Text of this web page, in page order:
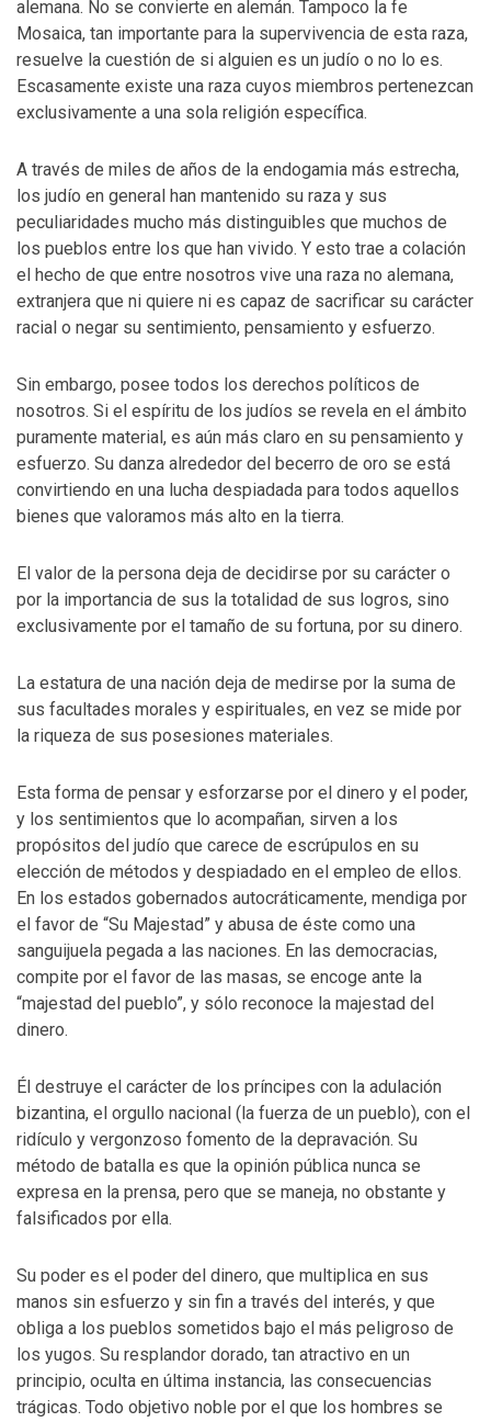
alemana. No se convierte en alemán. Tampoco la fe
Mosaica, tan importante para la supervivencia de esta raza,
resuelve la cuestión de si alguien es un judío o no lo es.
Escasamente existe una raza cuyos miembros pertenezcan
exclusivamente a una sola religión específica.
A través de miles de años de la endogamia más estrecha,
los judío en general han mantenido su raza y sus
peculiaridades mucho más distinguibles que muchos de
los pueblos entre los que han vivido. Y esto trae a colación
el hecho de que entre nosotros vive una raza no alemana,
extranjera que ni quiere ni es capaz de sacrificar su carácter
racial o negar su sentimiento, pensamiento y esfuerzo.
Sin embargo, posee todos los derechos políticos de
nosotros. Si el espíritu de los judíos se revela en el ámbito
puramente material, es aún más claro en su pensamiento y
esfuerzo. Su danza alrededor del becerro de oro se está
convirtiendo en una lucha despiadada para todos aquellos
bienes que valoramos más alto en la tierra.
El valor de la persona deja de decidirse por su carácter o
por la importancia de sus la totalidad de sus logros, sino
exclusivamente por el tamaño de su fortuna, por su dinero.
La estatura de una nación deja de medirse por la suma de
sus facultades morales y espirituales, en vez se mide por
la riqueza de sus posesiones materiales.
Esta forma de pensar y esforzarse por el dinero y el poder,
y los sentimientos que lo acompañan, sirven a los
propósitos del judío que carece de escrúpulos en su
elección de métodos y despiadado en el empleo de ellos.
En los estados gobernados autocráticamente, mendiga por
el favor de “Su Majestad” y abusa de éste como una
sanguijuela pegada a las naciones. En las democracias,
compite por el favor de las masas, se encoge ante la
“majestad del pueblo”, y sólo reconoce la majestad del
dinero.
Él destruye el carácter de los príncipes con la adulación
bizantina, el orgullo nacional (la fuerza de un pueblo), con el
ridículo y vergonzoso fomento de la depravación. Su
método de batalla es que la opinión pública nunca se
expresa en la prensa, pero que se maneja, no obstante y
falsificados por ella.
Su poder es el poder del dinero, que multiplica en sus
manos sin esfuerzo y sin fin a través del interés, y que
obliga a los pueblos sometidos bajo el más peligroso de
los yugos. Su resplandor dorado, tan atractivo en un
principio, oculta en última instancia, las consecuencias
trágicas. Todo objetivo noble por el que los hombres se